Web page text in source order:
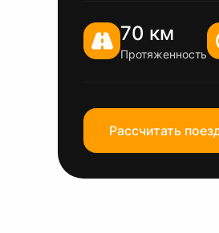
70 км
Протяженность
Рассчитать